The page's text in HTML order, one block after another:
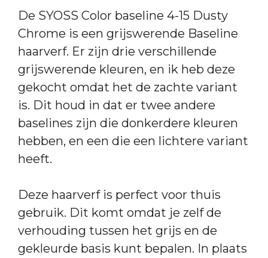
De SYOSS Color baseline 4-15 Dusty
Chrome is een grijswerende Baseline
haarverf. Er zijn drie verschillende
grijswerende kleuren, en ik heb deze
gekocht omdat het de zachte variant
is. Dit houd in dat er twee andere
baselines zijn die donkerdere kleuren
hebben, en een die een lichtere variant
heeft.
Deze haarverf is perfect voor thuis
gebruik. Dit komt omdat je zelf de
verhouding tussen het grijs en de
gekleurde basis kunt bepalen. In plaats